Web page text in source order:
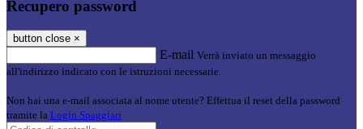
Recupero password
button close ×
E-mail Verrà inviato un messaggio
all'indirizzo indicato con le istruzioni necessarie.
Non hai una e-mail associata al nome utente? Effettua il reset della password
tramite la Login Spaggiari